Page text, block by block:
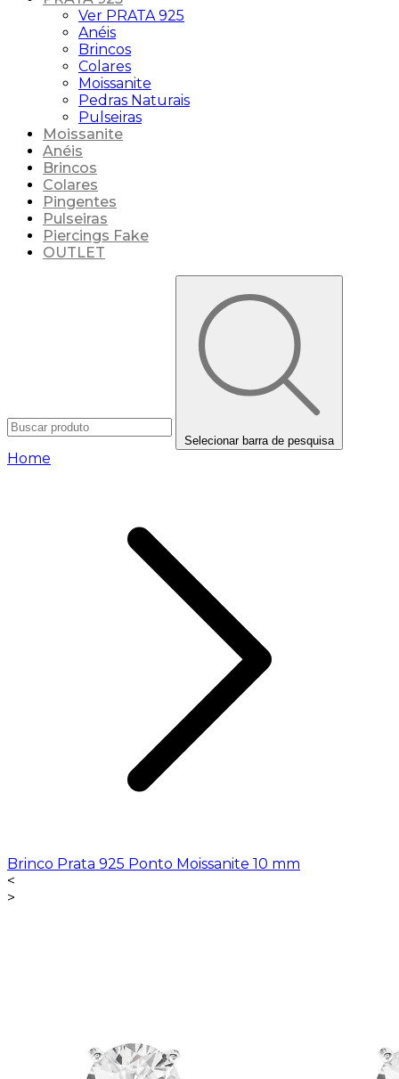
Ver PRATA 925
Anéis
Brincos
Colares
Moissanite
Pedras Naturais
Pulseiras
Moissanite
Anéis
Brincos
Colares
Pingentes
Pulseiras
Piercings Fake
OUTLET
Selecionar barra de pesquisa
Home
Brinco Prata 925 Ponto Moissanite 10 mm
<
>